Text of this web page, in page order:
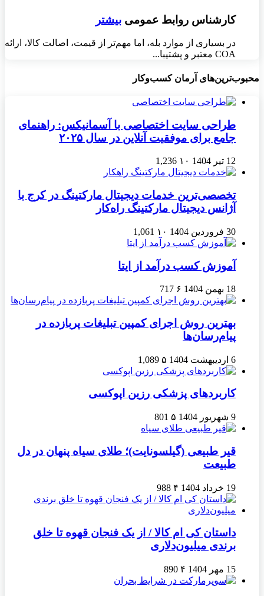
کارشناس روابط عمومی بیشتر
در بسیاری از موارد بله، اما مهم‌تر از قیمت، اصالت کالا، ارائه
COA معتبر و پشتیبا...
محبوب‌ترین‌های آرمان کسب‌وکار
طراحی سایت اختصاصی با آسمانیکس: راهنمای
جامع برای موفقیت آنلاین در سال ۲۰۲۵
12 تیر 1404 ۱۰ 1,236
تخصصی‌ترین خدمات دیجیتال مارکتینگ در کرج با
آژانس دیجیتال مارکتینگ راه‌کار
30 فروردین 1404 ۱۰ 1,061
آموزش کسب درآمد از ایتا
18 بهمن 1404 ۶ 717
بهترین روش اجرای کمپین تبلیغات پربازده در
پیام‌رسان‌ها
6 اردیبهشت 1404 ۵ 1,089
کاربردهای پزشکی رزین اپوکسی
9 شهریور 1404 ۵ 801
قیر طبیعی (گیلسونایت)؛ طلای سیاه پنهان در دل
طبیعت
19 خرداد 1404 ۴ 988
داستان کی ام کالا / از یک فنجان قهوه تا خلق
برندی میلیون‌دلاری
15 مهر 1404 ۴ 890